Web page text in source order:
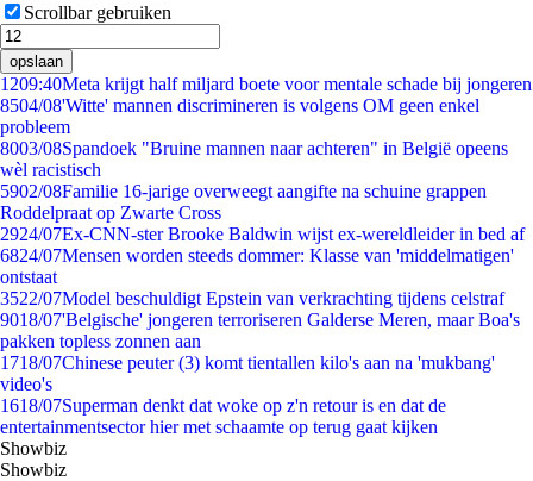
Scrollbar gebruiken
opslaan
1209:40Meta krijgt half miljard boete voor mentale schade bij jongeren
8504/08'Witte' mannen discrimineren is volgens OM geen enkel
probleem
8003/08Spandoek "Bruine mannen naar achteren" in België opeens
wèl racistisch
5902/08Familie 16-jarige overweegt aangifte na schuine grappen
Roddelpraat op Zwarte Cross
2924/07Ex-CNN-ster Brooke Baldwin wijst ex-wereldleider in bed af
6824/07Mensen worden steeds dommer: Klasse van 'middelmatigen'
ontstaat
3522/07Model beschuldigt Epstein van verkrachting tijdens celstraf
9018/07'Belgische' jongeren terroriseren Galderse Meren, maar Boa's
pakken topless zonnen aan
1718/07Chinese peuter (3) komt tientallen kilo's aan na 'mukbang'
video's
1618/07Superman denkt dat woke op z'n retour is en dat de
entertainmentsector hier met schaamte op terug gaat kijken
Showbiz
Showbiz